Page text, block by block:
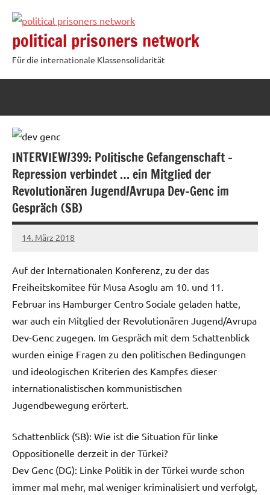
Inhalt
springen
political prisoners network
Für die internationale Klassensolidarität
INTERVIEW/399: Politische Gefangenschaft –
Repression verbindet … ein Mitglied der
Revolutionären Jugend/Avrupa Dev-Genc im
Gespräch (SB)
14. März 2018
admin
Auf der Internationalen Konferenz, zu der das
Freiheitskomitee für Musa Asoglu am 10. und 11.
Februar ins Hamburger Centro Sociale geladen hatte,
war auch ein Mitglied der Revolutionären Jugend/Avrupa
Dev-Genc zugegen. Im Gespräch mit dem Schattenblick
wurden einige Fragen zu den politischen Bedingungen
und ideologischen Kriterien des Kampfes dieser
internationalistischen kommunistischen
Jugendbewegung erörtert.
Schattenblick (SB): Wie ist die Situation für linke
Oppositionelle derzeit in der Türkei?
Dev Genc (DG): Linke Politik in der Türkei wurde schon
immer mal mehr, mal weniger kriminalisiert und verfolgt,